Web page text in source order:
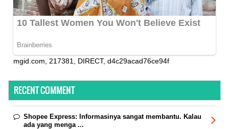
mgid.com, 217381, DIRECT, d4c29acad76ce94f
RECENT COMMENT
Shopee Express: Informasinya sangat membantu. Kalau
ada yang menga ...